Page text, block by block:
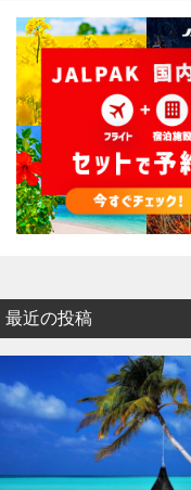
最近の投稿